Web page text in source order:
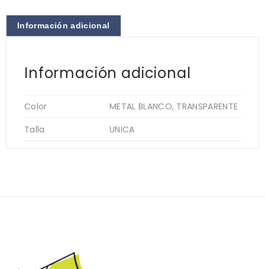
Información adicional
Información adicional
Color
METAL BLANCO, TRANSPARENTE
Talla
UNICA